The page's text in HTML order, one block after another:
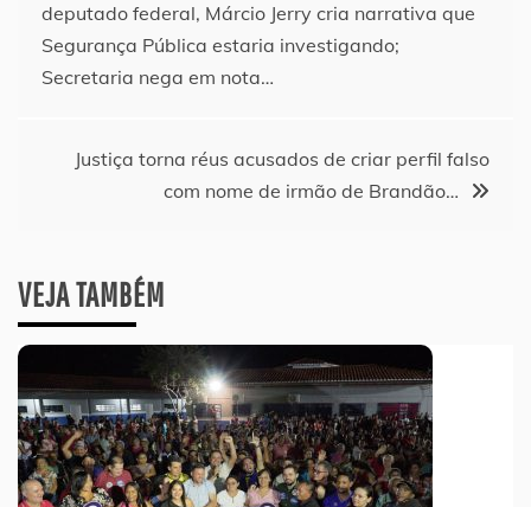
de
deputado federal, Márcio Jerry cria narrativa que
Segurança Pública estaria investigando;
Secretaria nega em nota…
Justiça torna réus acusados de criar perfil falso
com nome de irmão de Brandão…
VEJA TAMBÉM